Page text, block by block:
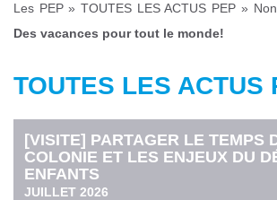
Les PEP»TOUTES LES ACTUS PEP »
Des vacances pour tout le monde!
TOUTES LES ACTUS
[VISITE] PARTAGER LE TEMPS
COLONIE ET LES ENJEUX DU
ENFANTS
JUILLET 2026